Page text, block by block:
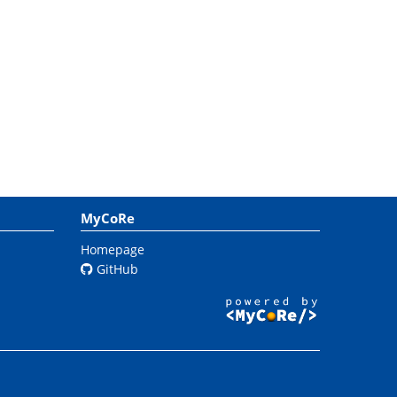
MyCoRe
Homepage
GitHub